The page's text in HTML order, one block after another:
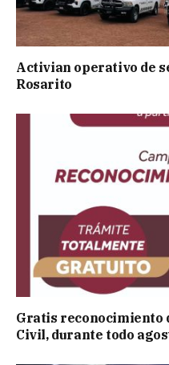
Activian operativo de
Rosarito
Gratis reconocimiento
Civil, durante todo